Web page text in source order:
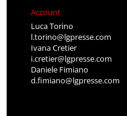
Account
Luca Torino
l.torino@lgpresse.com
Ivana Cretier
i.cretier@lgpresse.com
Daniele Fimiano
d.fimiano@lgpresse.com